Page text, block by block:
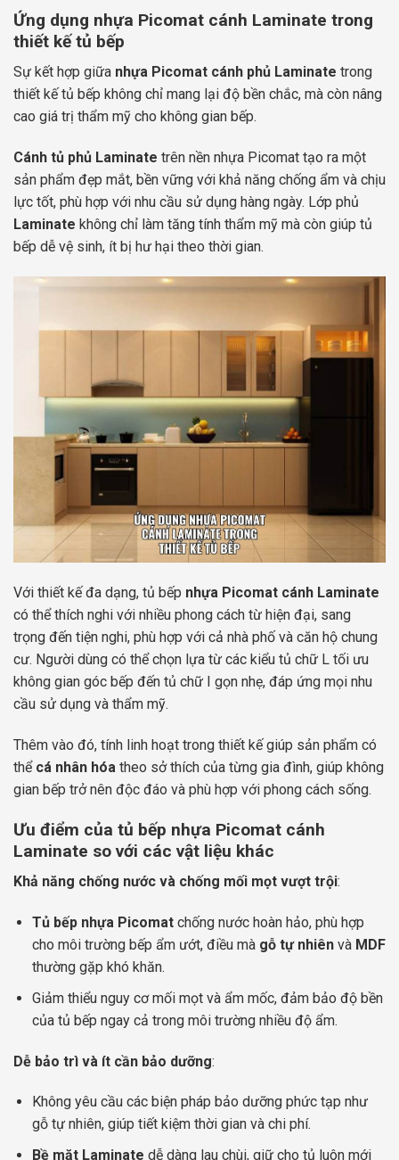
Ứng dụng nhựa Picomat cánh Laminate trong
thiết kế tủ bếp
Sự kết hợp giữa nhựa Picomat cánh phủ Laminate trong
thiết kế tủ bếp không chỉ mang lại độ bền chắc, mà còn nâng
cao giá trị thẩm mỹ cho không gian bếp.
Cánh tủ phủ Laminate trên nền nhựa Picomat tạo ra một
sản phẩm đẹp mắt, bền vững với khả năng chống ẩm và chịu
lực tốt, phù hợp với nhu cầu sử dụng hàng ngày. Lớp phủ
Laminate không chỉ làm tăng tính thẩm mỹ mà còn giúp tủ
bếp dễ vệ sinh, ít bị hư hại theo thời gian.
Với thiết kế đa dạng, tủ bếp nhựa Picomat cánh Laminate
có thể thích nghi với nhiều phong cách từ hiện đại, sang
trọng đến tiện nghi, phù hợp với cả nhà phố và căn hộ chung
cư. Người dùng có thể chọn lựa từ các kiểu tủ chữ L tối ưu
không gian góc bếp đến tủ chữ I gọn nhẹ, đáp ứng mọi nhu
cầu sử dụng và thẩm mỹ.
Thêm vào đó, tính linh hoạt trong thiết kế giúp sản phẩm có
thể cá nhân hóa theo sở thích của từng gia đình, giúp không
gian bếp trở nên độc đáo và phù hợp với phong cách sống.
Ưu điểm của tủ bếp nhựa Picomat cánh
Laminate so với các vật liệu khác
Khả năng chống nước và chống mối mọt vượt trội:
Tủ bếp nhựa Picomatchống nước hoàn hảo, phù hợp
cho môi trường bếp ẩm ướt, điều mà gỗ tự nhiênvà MDF
thường gặp khó khăn.
Giảm thiểu nguy cơ mối mọt và ẩm mốc, đảm bảo độ bền
của tủ bếp ngay cả trong môi trường nhiều độ ẩm.
Dễ bảo trì và ít cần bảo dưỡng:
Không yêu cầu các biện pháp bảo dưỡng phức tạp như
gỗ tự nhiên, giúp tiết kiệm thời gian và chi phí.
Bề mặt Laminate dễ dàng lau chùi, giữ cho tủ luôn mới